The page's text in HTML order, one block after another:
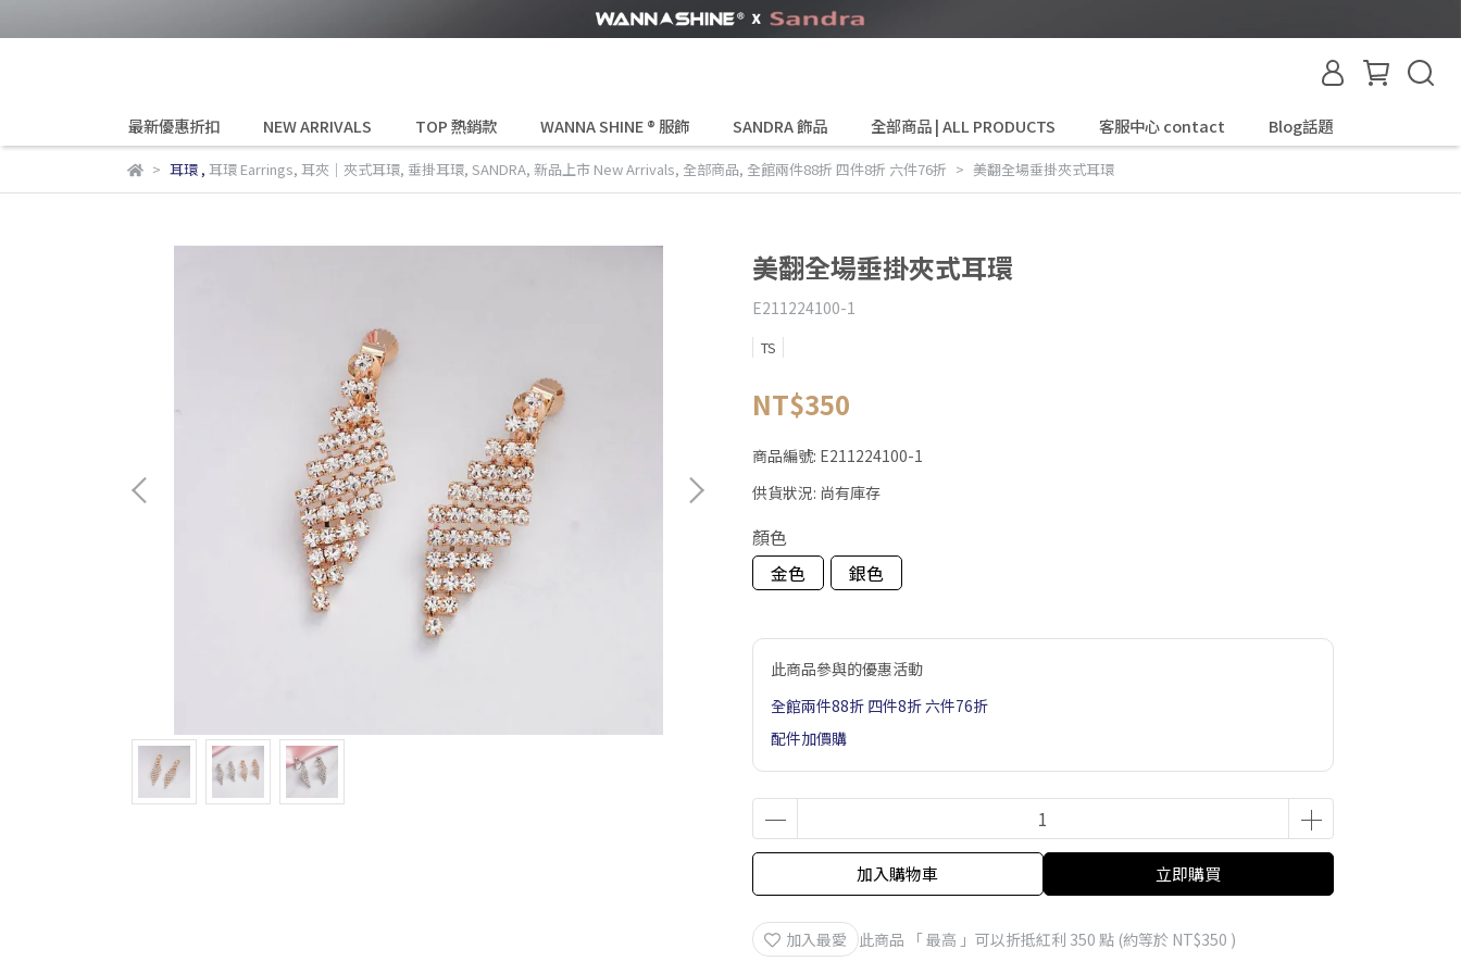
最新優惠折扣 NEW ARRIVALS TOP 熱銷款 WANNA SHINE ® 服飾 SANDRA 飾品 全部商品 | ALL PRODUCTS 客服中心 contact Blog話題
耳環, 耳環 Earrings, 耳夾│夾式耳環, 垂掛耳環, SANDRA, 新品上市 New Arrivals, 全部商品, 全館兩件88折 四件8折 六件76折 美翻全場垂掛夾式耳環
美翻全場垂掛夾式耳環
E211224100-1
TS
NT$350
商品編號: E211224100-1
供貨狀況: 尚有庫存
顏色
金色
銀色
此商品參與的優惠活動
全館兩件88折 四件8折 六件76折
配件加價購
加入購物車 立即購買
加入最愛 此商品 「 最高 」可以折抵紅利 350 點 (約等於 NT$350 )